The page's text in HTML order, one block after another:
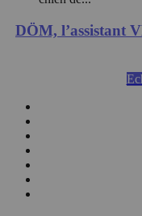
DÖM, l’assistant